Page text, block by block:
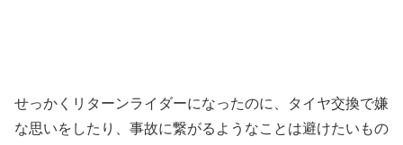
せっかくリターンライダーになったのに、タイヤ交換で嫌
な思いをしたり、事故に繋がるようなことは避けたいもの